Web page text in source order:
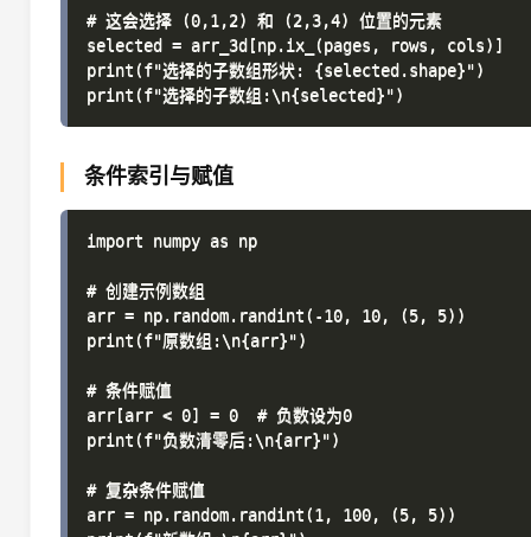
# 这会选择 (0,1,2) 和 (2,3,4) 位置的元素
selected = arr_3d[np.ix_(pages, rows, cols)]
print(f"选择的子数组形状: {selected.shape}")
条件索引与赋值
import numpy as np
# 创建示例数组
arr = np.random.randint(-10, 10, (5, 5))
print(f"原数组:\n{arr}")
# 条件赋值
arr[arr < 0] = 0  # 负数设为0
print(f"负数清零后:\n{arr}")
# 复杂条件赋值
arr = np.random.randint(1, 100, (5, 5))